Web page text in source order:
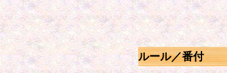
ルール／番付